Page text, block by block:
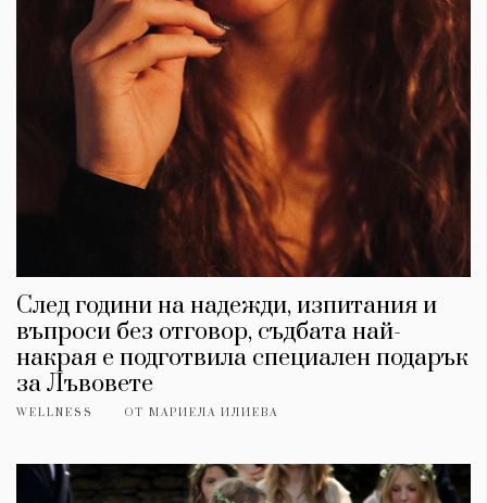
След години на надежди, изпитания и
въпроси без отговор, съдбата най-
накрая е подготвила специален подарък
за Лъвовете
WELLNESS ОТ МАРИЕЛА ИЛИЕВА